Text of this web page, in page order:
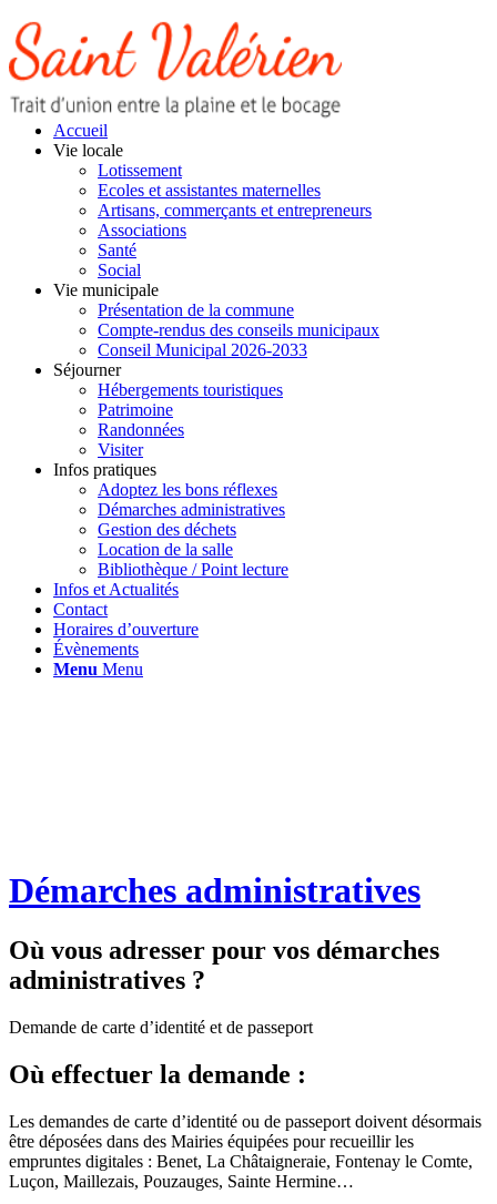
Accueil
Vie locale
Lotissement
Ecoles et assistantes maternelles
Artisans, commerçants et entrepreneurs
Associations
Santé
Social
Vie municipale
Présentation de la commune
Compte-rendus des conseils municipaux
Conseil Municipal 2026-2033
Séjourner
Hébergements touristiques
Patrimoine
Randonnées
Visiter
Infos pratiques
Adoptez les bons réflexes
Démarches administratives
Gestion des déchets
Location de la salle
Bibliothèque / Point lecture
Infos et Actualités
Contact
Horaires d’ouverture
Évènements
Menu Menu
Démarches administratives
Où vous adresser pour vos démarches
administratives ?
Demande de carte d’identité et de passeport
Où effectuer la demande :
Les demandes de carte d’identité ou de passeport doivent désormais
être déposées dans des Mairies équipées pour recueillir les
empruntes digitales : Benet, La Châtaigneraie, Fontenay le Comte,
Luçon, Maillezais, Pouzauges, Sainte Hermine…